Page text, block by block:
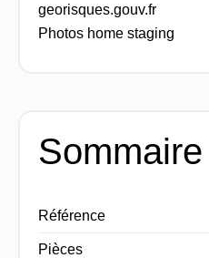
georisques.gouv.fr
Photos home staging
Sommaire
Référence
Pièces